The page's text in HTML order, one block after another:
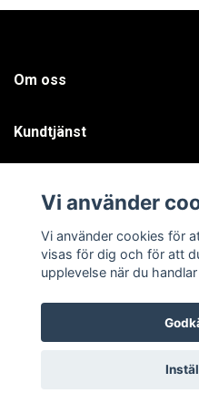
Om oss
Kundtjänst
Sociala medier
© 2026
Vi använder
Vi använder cookies för
visas för dig och för att
upplevelse när du